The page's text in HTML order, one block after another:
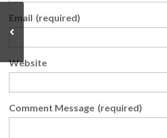
Email (required)
Website
Comment Message (required)